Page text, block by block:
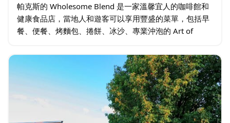
帕克斯的 Wholesome Blend 是一家溫馨宜人的咖啡館和
健康食品店，當地人和遊客可以享用豐盛的菜單，包括早
餐、便餐、烤麵包、捲餅、冰沙、專業沖泡的 Art of